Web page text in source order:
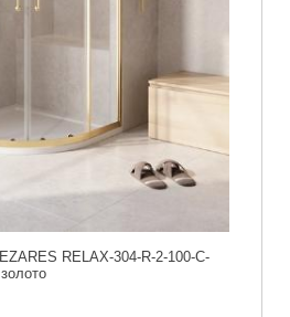
RELAX-304-R-2-100-C-